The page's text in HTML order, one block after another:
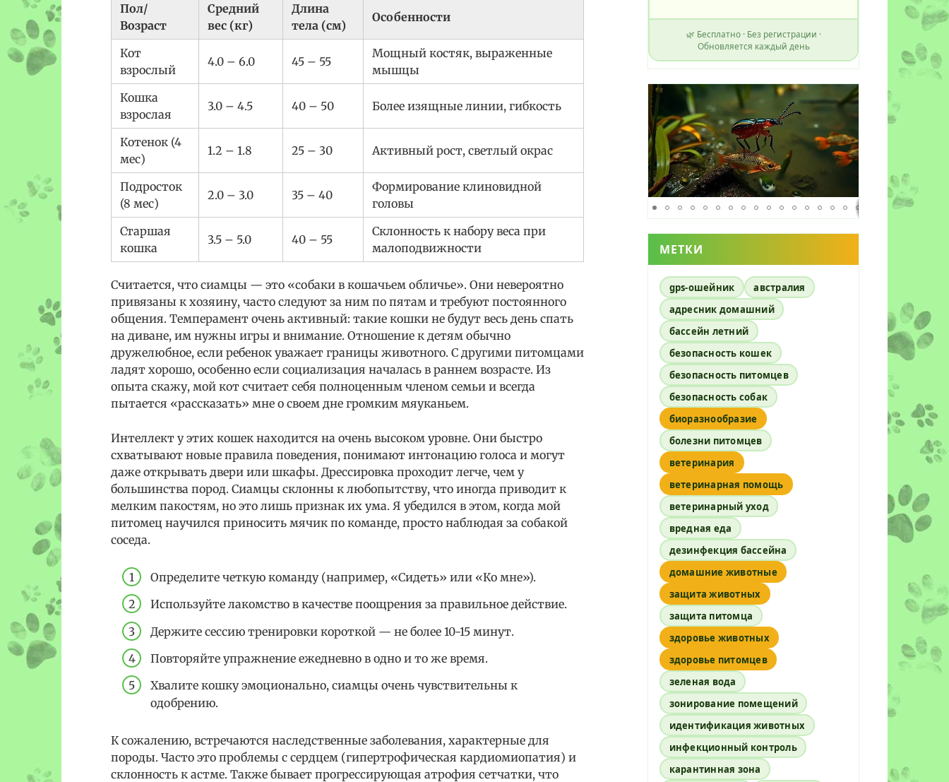
Пол/
Возраст
Средний
вес (кг)
Длина
тела (см)
Особенности
Кот
взрослый
4.0 – 6.0 45 – 55
Мощный костяк, выраженные
мышцы
Кошка
взрослая
3.0 – 4.5 40 – 50 Более изящные линии, гибкость
Котенок (4
мес)
1.2 – 1.8 25 – 30 Активный рост, светлый окрас
Подросток
(8 мес)
2.0 – 3.0 35 – 40
Формирование клиновидной
головы
Старшая
кошка
3.5 – 5.0 40 – 55
Склонность к набору веса при
малоподвижности
Считается, что сиамцы — это «собаки в кошачьем обличье». Они невероятно
привязаны к хозяину, часто следуют за ним по пятам и требуют постоянного
общения. Темперамент очень активный: такие кошки не будут весь день спать
на диване, им нужны игры и внимание. Отношение к детям обычно
дружелюбное, если ребенок уважает границы животного. С другими питомцами
ладят хорошо, особенно если социализация началась в раннем возрасте. Из
опыта скажу, мой кот считает себя полноценным членом семьи и всегда
пытается «рассказать» мне о своем дне громким мяуканьем.
Интеллект у этих кошек находится на очень высоком уровне. Они быстро
схватывают новые правила поведения, понимают интонацию голоса и могут
даже открывать двери или шкафы. Дрессировка проходит легче, чем у
большинства пород. Сиамцы склонны к любопытству, что иногда приводит к
мелким пакостям, но это лишь признак их ума. Я убедился в этом, когда мой
питомец научился приносить мячик по команде, просто наблюдая за собакой
соседа.
Определите четкую команду (например, «Сидеть» или «Ко мне»).
Используйте лакомство в качестве поощрения за правильное действие.
Держите сессию тренировки короткой — не более 10-15 минут.
Повторяйте упражнение ежедневно в одно и то же время.
Хвалите кошку эмоционально, сиамцы очень чувствительны к
одобрению.
К сожалению, встречаются наследственные заболевания, характерные для
породы. Часто это проблемы с сердцем (гипертрофическая кардиомиопатия) и
склонность к астме. Также бывает прогрессирующая атрофия сетчатки, что
🌿 Бесплатно · Без регистрации ·
Обновляется каждый день
МЕТКИ
gps-ошейник
австралия
адресник домашний
бассейн летний
безопасность кошек
безопасность питомцев
безопасность собак
биоразнообразие
болезни питомцев
ветеринария
ветеринарная помощь
ветеринарный уход
вредная еда
дезинфекция бассейна
домашние животные
защита животных
защита питомца
здоровье животных
здоровье питомцев
зеленая вода
зонирование помещений
идентификация животных
инфекционный контроль
карантинная зона